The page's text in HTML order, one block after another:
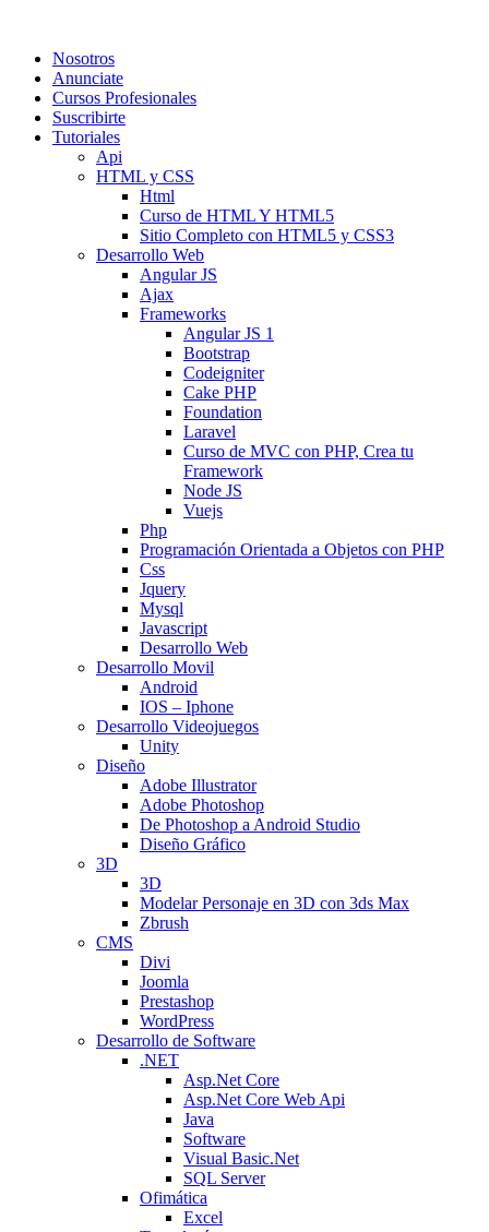
Nosotros
Anunciate
Cursos Profesionales
Suscribirte
Tutoriales
Api
HTML y CSS
Html
Curso de HTML Y HTML5
Sitio Completo con HTML5 y CSS3
Desarrollo Web
Angular JS
Ajax
Frameworks
Angular JS 1
Bootstrap
Codeigniter
Cake PHP
Foundation
Laravel
Curso de MVC con PHP, Crea tu
Framework
Node JS
Vuejs
Php
Programación Orientada a Objetos con PHP
Css
Jquery
Mysql
Javascript
Desarrollo Web
Desarrollo Movil
Android
IOS – Iphone
Desarrollo Videojuegos
Unity
Diseño
Adobe Illustrator
Adobe Photoshop
De Photoshop a Android Studio
Diseño Gráfico
3D
3D
Modelar Personaje en 3D con 3ds Max
Zbrush
CMS
Divi
Joomla
Prestashop
WordPress
Desarrollo de Software
.NET
Asp.Net Core
Asp.Net Core Web Api
Java
Software
Visual Basic.Net
SQL Server
Ofimática
Excel